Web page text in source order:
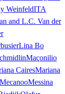
WeinfeldITA
and L.C. Van der
Lina Bo
Maçonilio
CairesMariana
MecanooMessina